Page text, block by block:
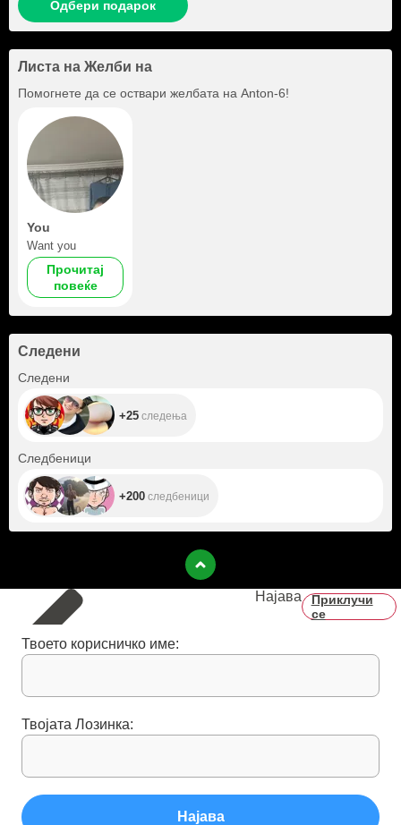
Одбери подарок
Листа на Желби на
Помогнете да се оствари желбата на Anton-6!
You
Want you
Прочитај
повеќе
Следени
Следени
+25 следења
Следбеници
+200 следбеници
Најава
Приклучи
се
Твоето корисничко име:
Твојата Лозинка:
Најава